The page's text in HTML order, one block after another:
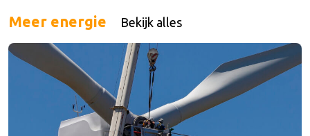
Meer energie Bekijk alles